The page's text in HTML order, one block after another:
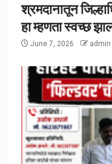
श्रमदानातून
हा म्हणता स्वच्छ
June 7, 2026 admin